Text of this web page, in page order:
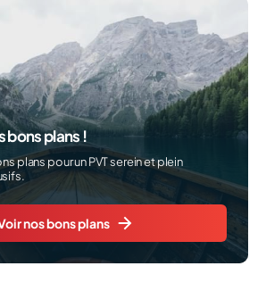
bons plans !
plans pour un PVT serein et plein
nos bons plans